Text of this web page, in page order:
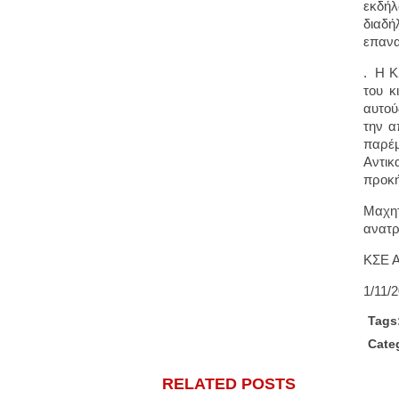
. Η
του
την
ΚΣΕ
1/11/
RELATED POSTS